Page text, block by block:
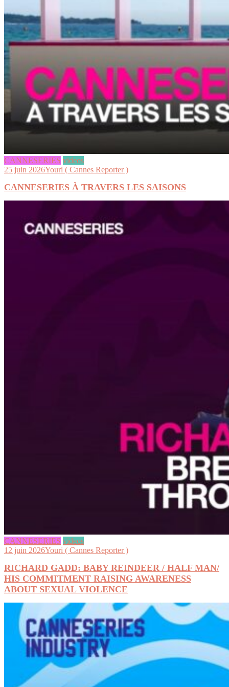
CANNESERIES videos
25 juin 2026Youri ( Cannes Reporter )
CANNESERIES À TRAVERS LES SAISONS
CANNESERIES videos
12 juin 2026Youri ( Cannes Reporter )
RICHARD GADD: BABY REINDEER / HALF MAN/
HIS COMMITMENT RAISING AWARENESS
ABOUT SEXUAL VIOLENCE